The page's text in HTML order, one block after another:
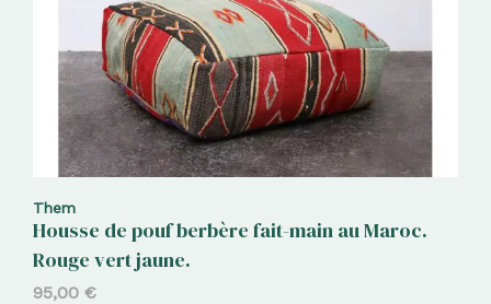
Them
Housse de pouf berbère fait-main au Maroc.
Rouge vert jaune.
95,00 €